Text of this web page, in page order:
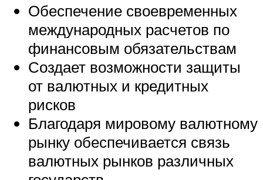
Обеспечение своевременных
международных расчетов по
финансовым обязательствам
Создает возможности защиты
от валютных и кредитных
рисков
Благодаря мировому валютному
рынку обеспечивается связь
валютных рынков различных